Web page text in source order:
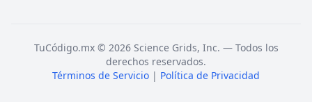
TuCódigo.mx © 2026 Science Grids, Inc. — Todos los
derechos reservados.
Términos de Servicio | Política de Privacidad